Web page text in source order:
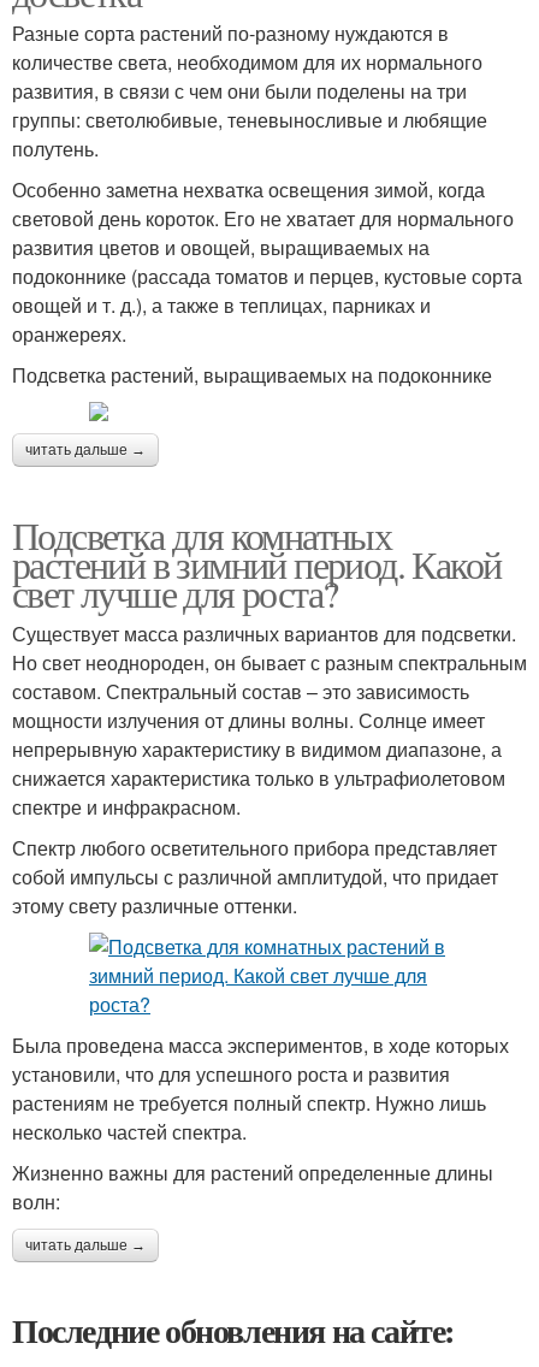
Разные сорта растений по-разному нуждаются в
количестве света, необходимом для их нормального
развития, в связи с чем они были поделены на три
группы: светолюбивые, теневыносливые и любящие
полутень.
Особенно заметна нехватка освещения зимой, когда
световой день короток. Его не хватает для нормального
развития цветов и овощей, выращиваемых на
подоконнике (рассада томатов и перцев, кустовые сорта
овощей и т. д.), а также в теплицах, парниках и
оранжереях.
Подсветка растений, выращиваемых на подоконнике
читать дальше →
Подсветка для комнатных
растений в зимний период. Какой
свет лучше для роста?
Существует масса различных вариантов для подсветки.
Но свет неоднороден, он бывает с разным спектральным
составом. Спектральный состав – это зависимость
мощности излучения от длины волны. Солнце имеет
непрерывную характеристику в видимом диапазоне, а
снижается характеристика только в ультрафиолетовом
спектре и инфракрасном.
Спектр любого осветительного прибора представляет
собой импульсы с различной амплитудой, что придает
этому свету различные оттенки.
Была проведена масса экспериментов, в ходе которых
установили, что для успешного роста и развития
растениям не требуется полный спектр. Нужно лишь
несколько частей спектра.
Жизненно важны для растений определенные длины
волн:
читать дальше →
Последние обновления на сайте: